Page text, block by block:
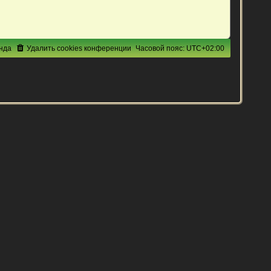
Часовой пояс:UTC+02:00
Удалить cookies конференции